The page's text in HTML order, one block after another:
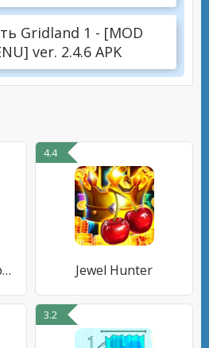
Gridland 1 - [MOD
ver. 2.4.6 APK
Инди кот 2: Игра три в ряд
4.4
Jewel Hunter
3.2